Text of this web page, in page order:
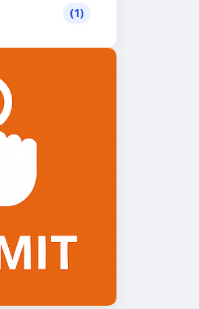
(1)